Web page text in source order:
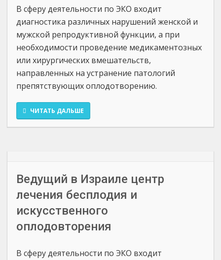
В сферу деятельности по ЭКО входит
диагностика различных нарушений женской и
мужской репродуктивной функции, а при
необходимости проведение медикаментозных
или хирургических вмешательств,
направленных на устранение патологий
препятствующих оплодотворению.
ЧИТАТЬ ДАЛЬШЕ
Ведущий в Израиле центр
лечения бесплодия и
искусственного
оплодовторения
В сферу деятельности по ЭКО входит